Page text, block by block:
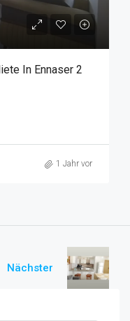
In Ennaser 2
1 Jahr vor
Nächster